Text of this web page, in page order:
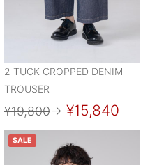
2 TUCK CROPPED DENIM
TROUSER
¥19,800→ ¥15,840
SALE